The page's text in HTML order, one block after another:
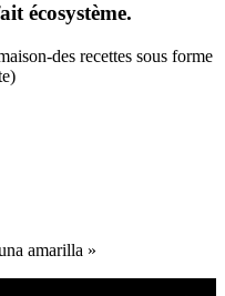
écosystème.
des recettes sous forme
amarilla »